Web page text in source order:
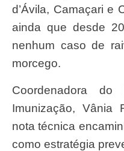
d’Ávila, Camaçari e
ainda que desde
nenhum caso de
morcego.
Coordenadora do Programa Estadual de
Imunização, Vânia
nota técnica
como estratégia